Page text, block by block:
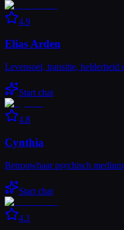
4.9
Elias Arden
Levensoel, transitie, helderheid
Start chat
4.8
Cynthia
Betrouwbaar psychisch
Start chat
4.1